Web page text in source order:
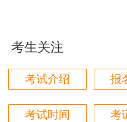
点击了解更多
用户m5****66
用户m9****88
建设工程教育网很给力
俗易懂，重点突出，模
考生关注
考试介绍 报
考试时间 考